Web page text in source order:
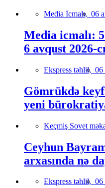
Media İcmalı, 06
Media icmalı:
6 avqust 2026-
Ekspress təhlil, 06
Gömrükdə
yeni
Keçmiş Sovet
Ceyhun
arxasında nə
Ekspress təhlil, 06